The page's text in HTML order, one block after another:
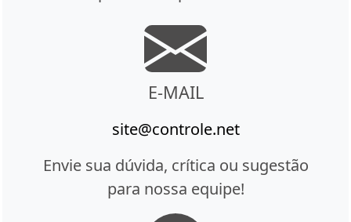
E-MAIL
site@controle.net
Envie sua dúvida, crítica ou sugestão
para nossa equipe!